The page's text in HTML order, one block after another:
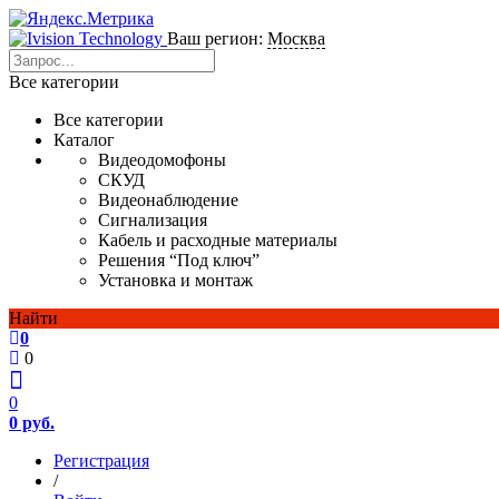
Ваш регион: Москва
Все категории
Все категории
Каталог
Видеодомофоны
СКУД
Видеонаблюдение
Сигнализация
Кабель и расходные материалы
Решения “Под ключ”
Установка и монтаж
Найти
0
0
0
0 руб.
Регистрация
/